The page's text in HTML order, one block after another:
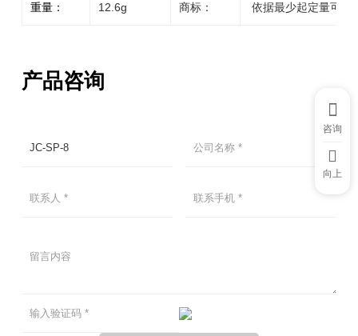
重量： 12.6g 商标： 依据最少起定量可以
产品咨询
咨询
向上